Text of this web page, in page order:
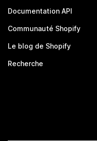
Documentation API
Communauté Shopify
Le blog de Shopify
Recherche